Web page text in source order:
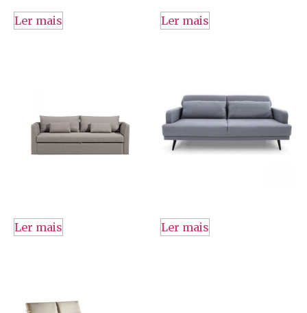
Ler mais Ler mais
Ler mais Ler mais